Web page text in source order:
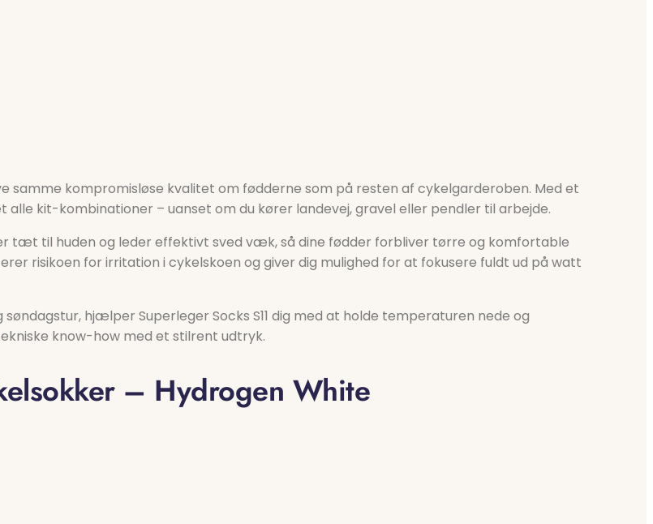
samme kompromisløse kvalitet om fødderne som på resten af cykelgarderoben. Med et
alle kit-kombinationer – uanset om du kører landevej, gravel eller pendler til arbejde.
tæt til huden og leder effektivt sved væk, så dine fødder forbliver tørre og komfortable
risikoen for irritation i cykelskoen og giver dig mulighed for at fokusere fuldt ud på watt
hjælper Superleger Socks S11 dig med at holde temperaturen nede og
know-how med et stilrent udtryk.
– Hydrogen White